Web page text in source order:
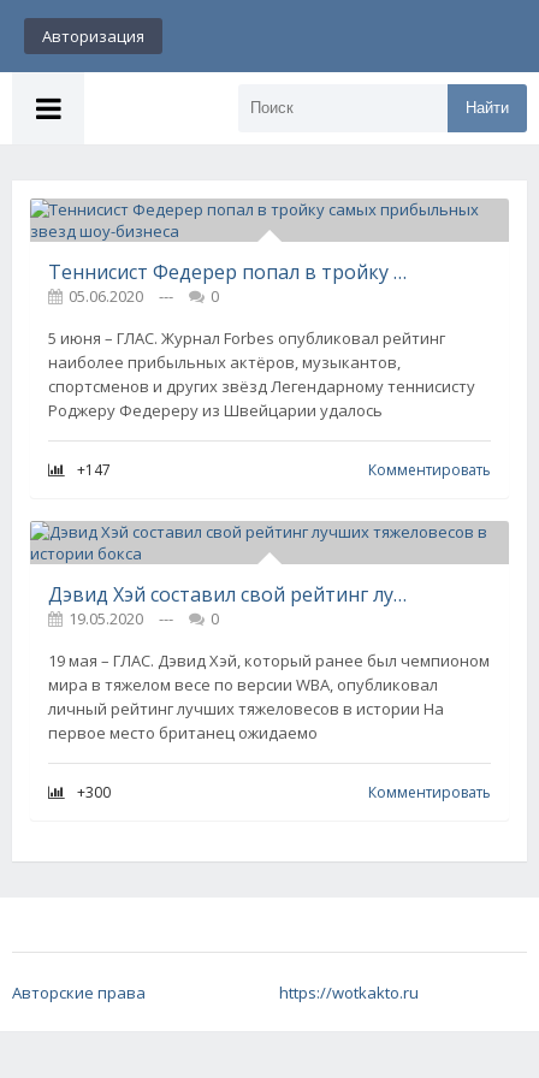
Авторизация
Найти
Теннисист Федерер попал в тройку самых прибыльных звезд шоу-бизнеса
05.06.2020 ---
0
5 июня – ГЛАС. Журнал Forbes опубликовал рейтинг
наиболее прибыльных актёров, музыкантов,
спортсменов и других звёзд Легендарному теннисисту
Роджеру Федереру из Швейцарии удалось
+147 Комментировать
Дэвид Хэй составил свой рейтинг лучших тяжеловесов в истории бокса
19.05.2020 ---
0
19 мая – ГЛАС. Дэвид Хэй, который ранее был чемпионом
мира в тяжелом весе по версии WBA, опубликовал
личный рейтинг лучших тяжеловесов в истории На
первое место британец ожидаемо
+300 Комментировать
Авторские права https://wotkakto.ru